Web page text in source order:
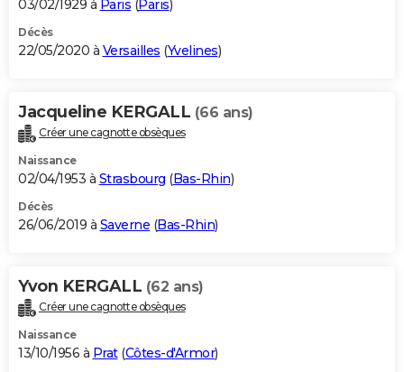
03/02/1929 à Paris (Paris)
Décès
22/05/2020 à Versailles (Yvelines)
Jacqueline KERGALL (66 ans)
Créer une cagnotte obsèques
Naissance
02/04/1953 à Strasbourg (Bas-Rhin)
Décès
26/06/2019 à Saverne (Bas-Rhin)
Yvon KERGALL (62 ans)
Créer une cagnotte obsèques
Naissance
13/10/1956 à Prat(Côtes-d'Armor)